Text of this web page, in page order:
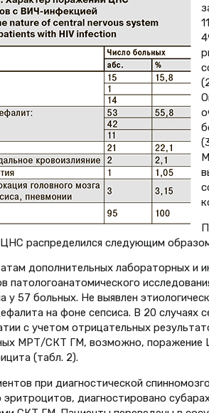
распределился следующим
дополнительных лабораторных и
патологоанатомического
у 57 больных. Не выявлен
на фоне сепсиса. В 20 случаях
с учетом отрицательных
МРТ/СКТ ГМ, возможно, поражение
(табл. 2).
при диагностической
эритроцитов, диагностировано